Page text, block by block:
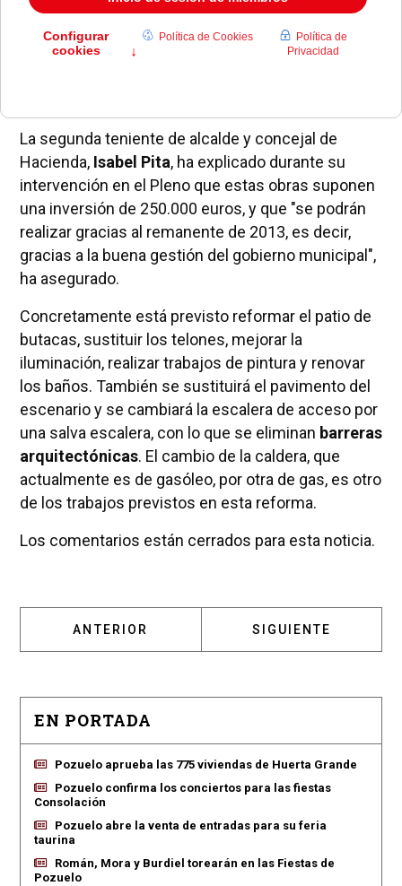
La segunda teniente de alcalde y concejal de
Hacienda,Isabel Pita, ha explicado durante su
intervención en el Pleno que estas obras suponen
una inversión de 250.000 euros, y que "se podrán
realizar gracias al remanente de 2013, es decir,
gracias a la buena gestión del gobierno municipal",
ha asegurado.
Concretamente está previsto reformar el patio de
butacas, sustituir los telones, mejorar la
iluminación, realizar trabajos de pintura y renovar
los baños. También se sustituirá el pavimento del
escenario y se cambiará la escalera de acceso por
una salva escalera, con lo que se eliminan barreras
arquitectónicas. El cambio de la caldera, que
actualmente es de gasóleo, por otra de gas, es otro
de los trabajos previstos en esta reforma.
Los comentarios están cerrados para esta noticia.
ARTÍCULO ANTERIOR: EL MIRA ACOGERÁ
ANTERIOR ARTÍCULO
SIGUIENTE
EN PORTADA
Pozuelo aprueba las 775 viviendas de Huerta Grande
Pozuelo confirma los conciertos para las fiestas
Consolación
Pozuelo abre la venta de entradas para su feria
taurina
Román, Mora y Burdiel torearán en las Fiestas de
Pozuelo